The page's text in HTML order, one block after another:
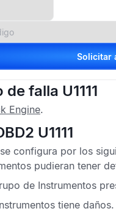
falla U1111
Engine.
U1111
se configura por los
pudieran tener
de Instrumentos
tiene daños.